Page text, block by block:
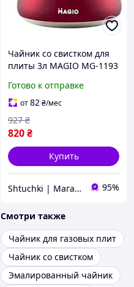
Чайник со свистком для
плиты 3л MAGIO MG-1193
Готово к отправке
от82₴/мес
820₴
927 ₴
Купить
Shtuchki | Магазин полезных штучек 95%
Смотри также
Чайник для газовых плит
Чайник со свистком
Эмалированный чайник